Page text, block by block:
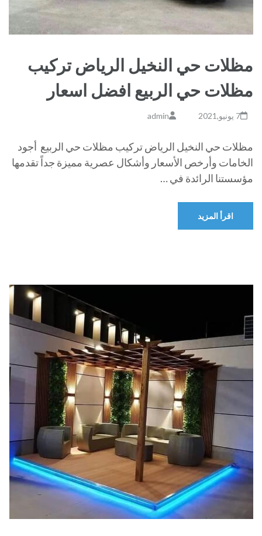
مظلات حي النخيل الرياض تركيب
مظلات حي الربيع افضل اسعار
7 يونيو,2021 admin
مظلات حي النخيل الرياض تركيب مظلات حي الربيع أجود
الخامات وأرخص الأسعار وأشكال عصرية مميزة جداً تقدمها
مؤسستنا الرائدة في …
اقرأ المزيد